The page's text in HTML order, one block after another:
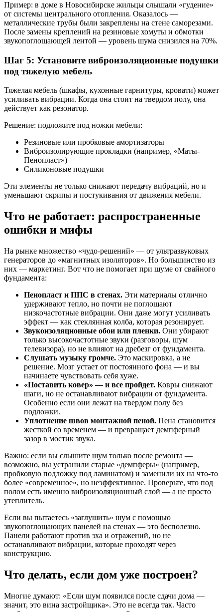
Пример: в доме в Новосибирске жильцы слышали «гудение»
от системы центрального отопления. Оказалось —
металлические трубы были закреплены на стене саморезами.
После замены креплений на резиновые хомуты и обмотки
звукопоглощающей лентой — уровень шума снизился на 70%.
Шаг 5: Установите виброизоляционные подушки
под тяжелую мебель
Тяжелая мебель (шкафы, кухонные гарнитуры, кровати) может
усиливать вибрации. Когда она стоит на твердом полу, она
действует как резонатор.
Решение: подложите под ножки мебели:
Резиновые или пробковые амортизаторы
Виброизолирующие прокладки (например, «Маты-
Пенопласт»)
Силиконовые подушки
Эти элементы не только снижают передачу вибраций, но и
уменьшают скрипы и постукивания от движения мебели.
Что не работает: распространенные
ошибки и мифы
На рынке множество «чудо-решений» — от ультразвуковых
генераторов до «магнитных изоляторов». Но большинство из
них — маркетинг. Вот что не помогает при шуме от свайного
фундамента:
Пенопласт и ППС в стенах. Эти материалы отлично
удерживают тепло, но почти не поглощают
низкочастотные вибрации. Они даже могут усиливать
эффект — как стеклянная колба, которая резонирует.
Звукоизоляционные обои или пленки. Они убирают
только высокочастотные звуки (разговоры, шум
телевизора), но не влияют на дребезг от фундамента.
Слушать музыку громче. Это маскировка, а не
решение. Мозг устает от постоянного фона — и вы
начинаете чувствовать себя хуже.
«Поставить ковер» — и все пройдет. Ковры снижают
шаги, но не останавливают вибрации от фундамента.
Особенно если они лежат на твердом полу без
подложки.
Уплотнение швов монтажной пеной. Пена становится
жесткой со временем — и превращает демпферный
зазор в мостик звука.
Важно: если вы слышите шум только после ремонта —
возможно, вы устранили старые «демпферы» (например,
пробковую подложку под ламинатом) и заменили их на что-то
более «современное», но неэффективное. Проверьте, что под
полом есть именно виброизоляционный слой — а не просто
утеплитель.
Если вы пытаетесь «заглушить» шум с помощью
звукопоглощающих панелей на стенах — это бесполезно.
Панели работают против эха и отражений, но не
останавливают вибрации, которые проходят через
конструкцию.
Что делать, если дом уже построен?
Многие думают: «Если шум появился после сдачи дома —
значит, это вина застройщика». Это не всегда так. Часто